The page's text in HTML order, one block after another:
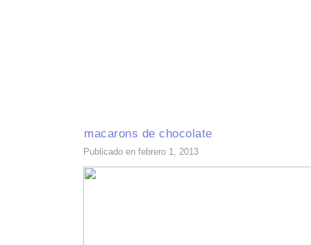
macarons de chocolate
Publicado en febrero 1, 2013